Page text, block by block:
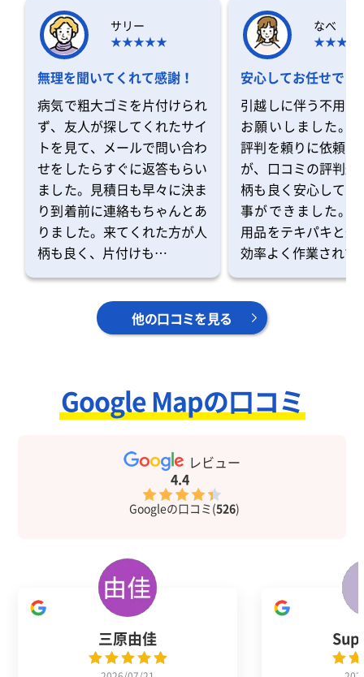
サリー
無理を聞いてくれて感謝！
病気で粗大ゴミを片付けられ
ず、友人が探してくれたサイ
トを見て、メールで問い合わ
せをしたらすぐに返答もらい
ました。見積日も早々に決ま
り到着前に連絡もちゃんとあ
りました。来てくれた方が人
柄も良く、片付けも…
なべ
安心してお任せでき
引越しに伴う不用品
お願いしました。
評判を頼りに依頼を
が、口コミの評判通
柄も良く安心してお
事ができました。
用品をテキパキと運
効率よく作業され
他の口コミを見る
Google Mapの口コミ
レビュー
4.4
Googleの口コミ(526)
三原由佳